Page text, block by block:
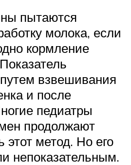
пытаются
молока, если
кормление
взвешивания
и после
педиатры
продолжают
этот метод. Но его
непоказательным.